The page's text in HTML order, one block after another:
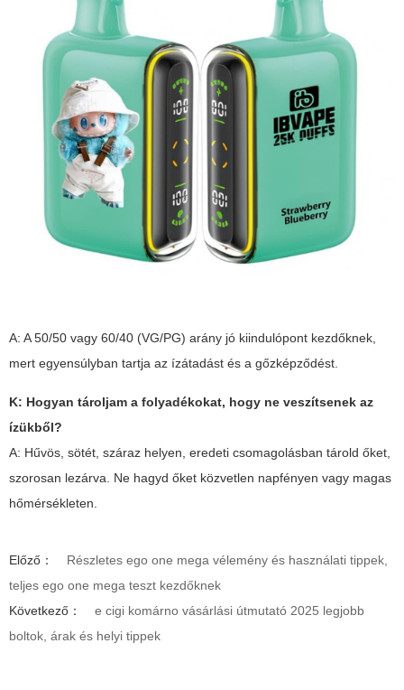
A: A 50/50 vagy 60/40 (VG/PG) arány jó kiindulópont kezdőknek,
mert egyensúlyban tartja az ízátadást és a gőzképződést.
K: Hogyan tároljam a folyadékokat, hogy ne veszítsenek az
ízükből?
A: Hűvös, sötét, száraz helyen, eredeti csomagolásban tárold őket,
szorosan lezárva. Ne hagyd őket közvetlen napfényen vagy magas
hőmérsékleten.
Előző：
Részletes ego one mega vélemény és használati tippek,
teljes ego one mega teszt kezdőknek
Következő：
e cigi komárno vásárlási útmutató 2025 legjobb
boltok, árak és helyi tippek